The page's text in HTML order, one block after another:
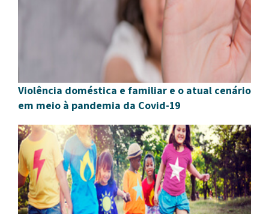
Violência doméstica e familiar e o atual cenário
em meio à pandemia da Covid-19